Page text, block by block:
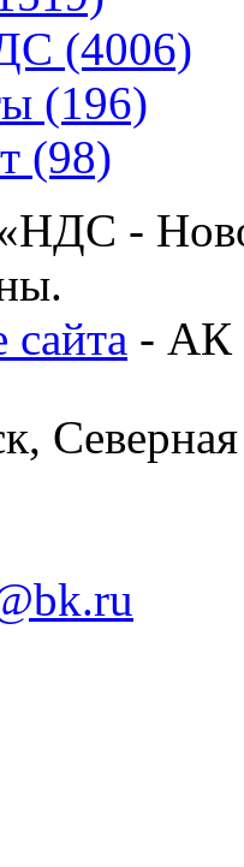
(4006)
(196)
(98)
-
- АК